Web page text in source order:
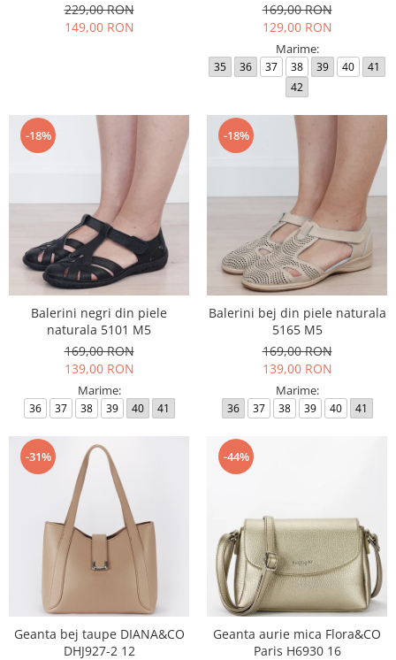
229,00 RON
149,00 RON
169,00 RON
129,00 RON
Marime:
35 36 37 38 39 40
41
42
-18%
Balerini negri din piele
naturala 5101 M5
169,00 RON
139,00 RON
Marime:
36 37 38 39 40 41
-18%
Balerini bej din piele naturala
5165 M5
169,00 RON
139,00 RON
Marime:
36 37 38 39 40 41
-31%
Geanta bej taupe DIANA&CO
DHJ927-2 12
-44%
Geanta aurie mica Flora&CO
Paris H6930 16